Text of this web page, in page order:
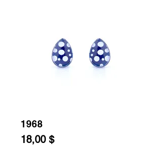
1968
18,00 $Prix